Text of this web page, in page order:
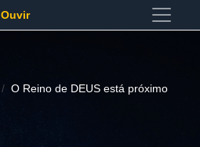
Ouvir
O Reino de DEUS está próximo